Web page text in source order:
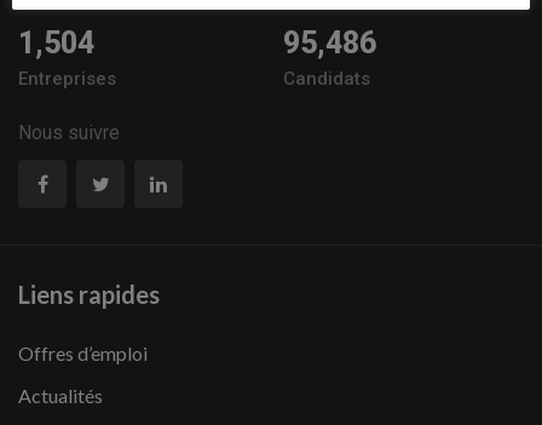
1,504
Entreprises
95,486
Candidats
Nous suivre
Liens rapides
Offres d’emploi
Actualités